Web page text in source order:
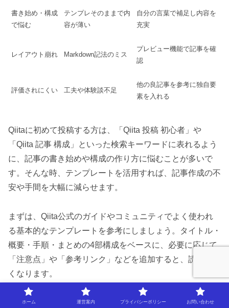
書き始め・構成
で悩む
テンプレそのままで内
容が薄い
自分の言葉で補足し内容を
充実
レイアウト崩れ Markdown記法のミス
プレビュー機能で記事を確
認
評価されにくい 工夫や体験談不足
他の良記事を参考に独自要
素を入れる
Qiitaに初めて投稿する方は、「Qiita 投稿 初心者」や
「Qiita 記事 構成」といった検索キーワードに表れるよう
に、記事の書き始めや構成の作り方に悩むことが多いで
す。そんな時、テンプレートを活用すれば、記事作成の不
安や手間を大幅に減らせます。
まずは、Qiita公式のガイドやコミュニティでよく使われ
る基本的なテンプレートを参考にしましょう。タイトル・
概要・手順・まとめの4部構成をベースに、必要に応じて
「注意点」や「参考リンク」などを追加すると、読みやす
くなります。
初心者にありがちな失敗として、テンプレートをそのまま
ホーム 運営案内 プライバシーポリシー お問い合わせ